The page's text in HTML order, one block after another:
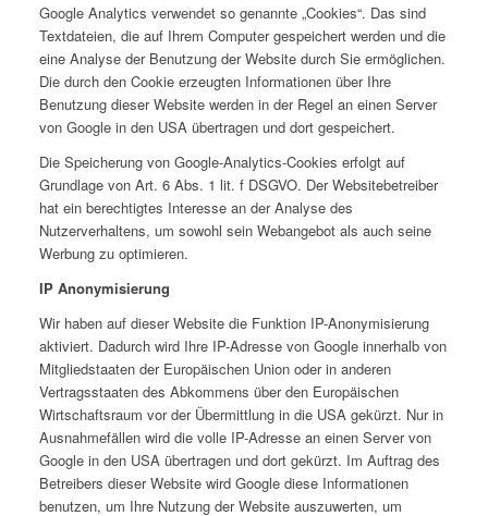
Google Analytics verwendet so genannte „Cookies“. Das sind
Textdateien, die auf Ihrem Computer gespeichert werden und die
eine Analyse der Benutzung der Website durch Sie ermöglichen.
Die durch den Cookie erzeugten Informationen über Ihre
Benutzung dieser Website werden in der Regel an einen Server
von Google in den USA übertragen und dort gespeichert.
Die Speicherung von Google-Analytics-Cookies erfolgt auf
Grundlage von Art. 6 Abs. 1 lit. f DSGVO. Der Websitebetreiber
hat ein berechtigtes Interesse an der Analyse des
Nutzerverhaltens, um sowohl sein Webangebot als auch seine
Werbung zu optimieren.
IP Anonymisierung
Wir haben auf dieser Website die Funktion IP-Anonymisierung
aktiviert. Dadurch wird Ihre IP-Adresse von Google innerhalb von
Mitgliedstaaten der Europäischen Union oder in anderen
Vertragsstaaten des Abkommens über den Europäischen
Wirtschaftsraum vor der Übermittlung in die USA gekürzt. Nur in
Ausnahmefällen wird die volle IP-Adresse an einen Server von
Google in den USA übertragen und dort gekürzt. Im Auftrag des
Betreibers dieser Website wird Google diese Informationen
benutzen, um Ihre Nutzung der Website auszuwerten, um